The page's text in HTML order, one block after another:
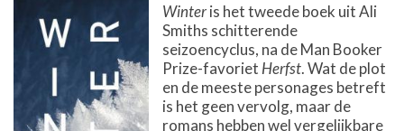
Winteris het tweede boek uit Ali
Smiths schitterende
seizoencyclus, na de Man Booker
Prize-favoriet Herfst. Wat de plot
en de meeste personages betreft
is het geen vervolg, maar de
romans hebben wel vergelijkbare